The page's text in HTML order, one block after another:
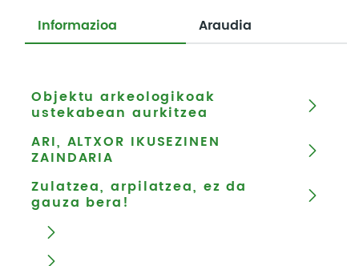
Informazioa Araudia
Objektu arkeologikoak
ustekabean aurkitzea
ARI, ALTXOR IKUSEZINEN
ZAINDARIA
Zulatzea, arpilatzea, ez da
gauza bera!